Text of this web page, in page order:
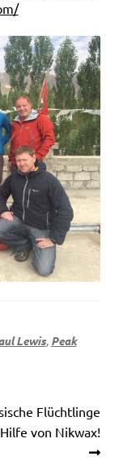
Lewis, Peak
Flüchtlinge
von Nikwax!